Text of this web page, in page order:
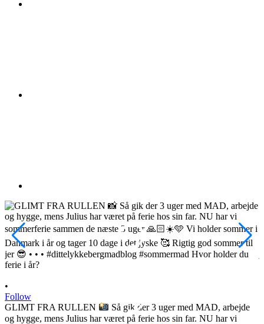
•
Follow
GLIMT FRA RULLEN
Så gik der 3 uger med MAD, arbejde
og hygge, mens Julius har været på ferie hos sin far. NU har vi